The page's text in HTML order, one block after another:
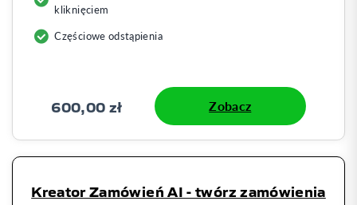
kliknięciem
Częściowe odstąpienia
600,00 zł Zobacz
Kreator Zamówień AI - twórz zamówienia